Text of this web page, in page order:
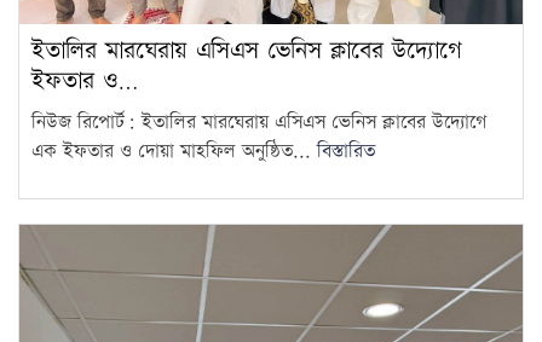
ইতালির মারঘেরায় এসিএস ভেনিস ক্লাবের উদ্যোগে
ইফতার ও…
নিউজ রিপোর্ট: ইতালির মারঘেরায় এসিএস ভেনিস ক্লাবের উদ্যোগে
এক ইফতার ও দোয়া মাহফিল অনুষ্ঠিত...বিস্তারিত